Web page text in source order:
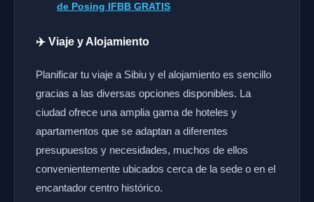
de Posing IFBB GRATIS
✈️ Viaje y Alojamiento
Planificar tu viaje a Sibiu y el alojamiento es sencillo
gracias a las diversas opciones disponibles. La
ciudad ofrece una amplia gama de hoteles y
apartamentos que se adaptan a diferentes
presupuestos y necesidades, muchos de ellos
convenientemente ubicados cerca de la sede o en el
encantador centro histórico.